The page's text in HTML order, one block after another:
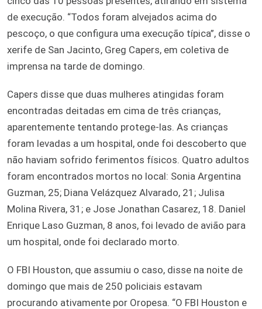
de execução. “Todos foram alvejados acima do
pescoço, o que configura uma execução típica”, disse o
xerife de San Jacinto, Greg Capers, em coletiva de
imprensa na tarde de domingo.
Capers disse que duas mulheres atingidas foram
encontradas deitadas em cima de três crianças,
aparentemente tentando protege-las. As crianças
foram levadas a um hospital, onde foi descoberto que
não haviam sofrido ferimentos físicos. Quatro adultos
foram encontrados mortos no local: Sonia Argentina
Guzman, 25; Diana Velázquez Alvarado, 21; Julisa
Molina Rivera, 31; e Jose Jonathan Casarez, 18. Daniel
Enrique Laso Guzman, 8 anos, foi levado de avião para
um hospital, onde foi declarado morto.
O FBI Houston, que assumiu o caso, disse na noite de
domingo que mais de 250 policiais estavam
procurando ativamente por Oropesa. “O FBI Houston e